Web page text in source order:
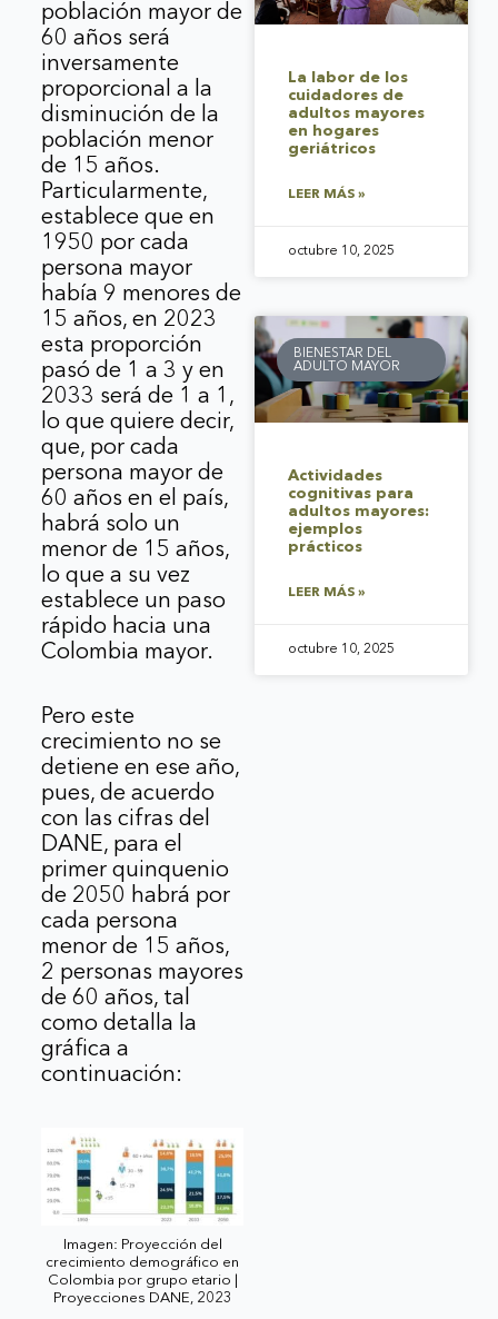
población mayor de
60 años será
inversamente
proporcional a la
disminución de la
población menor
de 15 años.
Particularmente,
establece que en
1950 por cada
persona mayor
había 9 menores de
15 años, en 2023
esta proporción
pasó de 1 a 3 y en
2033 será de 1 a 1,
lo que quiere decir,
que, por cada
persona mayor de
60 años en el país,
habrá solo un
menor de 15 años,
lo que a su vez
establece un paso
rápido hacia una
Colombia mayor.
Pero este
crecimiento no se
detiene en ese año,
pues, de acuerdo
con las cifras del
DANE, para el
primer quinquenio
de 2050 habrá por
cada persona
menor de 15 años,
2 personas mayores
de 60 años, tal
como detalla la
gráfica a
continuación:
Imagen: Proyección del
crecimiento demográfico en
Colombia por grupo etario |
Proyecciones DANE, 2023
La labor de los
cuidadores de
adultos mayores
en hogares
geriátricos
LEER MÁS »
octubre 10, 2025
BIENESTAR DEL
ADULTO MAYOR
Actividades
cognitivas para
adultos mayores:
ejemplos
prácticos
LEER MÁS »
octubre 10, 2025